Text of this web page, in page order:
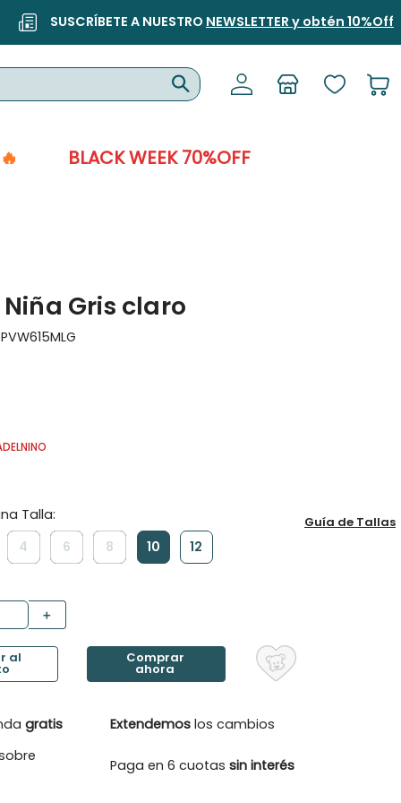
SUSCRÍBETE A NUESTRO NEWSLETTER y obtén 10%Off
BLACK WEEK 70%OFF
Gris claro
PVW615MLG
4 6 8 10 12
Guía de Tallas
＋
gratis
Extendemos los cambios
Paga en 6 cuotassin interés